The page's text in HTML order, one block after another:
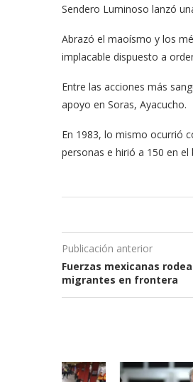
Sendero Luminoso lanzó
Abrazó el maoísmo y los
implacable dispuesto a
Entre las acciones más
apoyo en Soras, Ayacucho.
En 1983, lo mismo ocurrió
personas e hirió a 150 en
Publicación anterior
Fuerzas mexicanas
migrantes en frontera